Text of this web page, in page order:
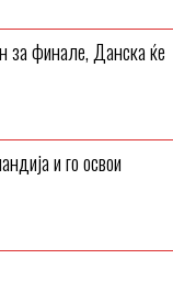
за финале, Данска ќе
и го освои